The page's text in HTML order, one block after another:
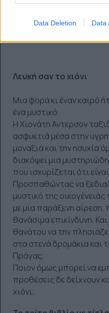
Data Deletion Data
Λευκή σαν το χιόνι
Μια φορά κι έναν καιρό
ένα μυστικό.
Η Χιονάτη Άντερσον
ασφυκτιά μέσα στην
μοναξιά και την ησυχία
διακόψει μια
που ισχυρίζεται ότι
Προσπαθώντας να
μυστικό της
με μια παράξενη αίρεση,
θανάσιμα επικίνδυνη.
θανάτου να την
στα στενά δρομάκια και
Πράγας.
Ποιον όμως μπορεί να
προθέσεις δε δείχνουν
χιόνι;